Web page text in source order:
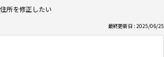
所を修正したい
最終更新日 : 2025/06/25